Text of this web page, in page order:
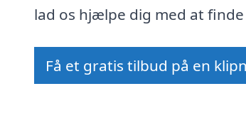
lad os hjælpe dig med at
Få et gratis tilbud på en